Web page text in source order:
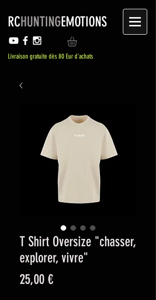
RCHUNTINGEMOTIONS
Livraison gratuite dès 80 Eur d'achats
T Shirt Oversize "chasser,
explorer, vivre"
25,00 €Prix